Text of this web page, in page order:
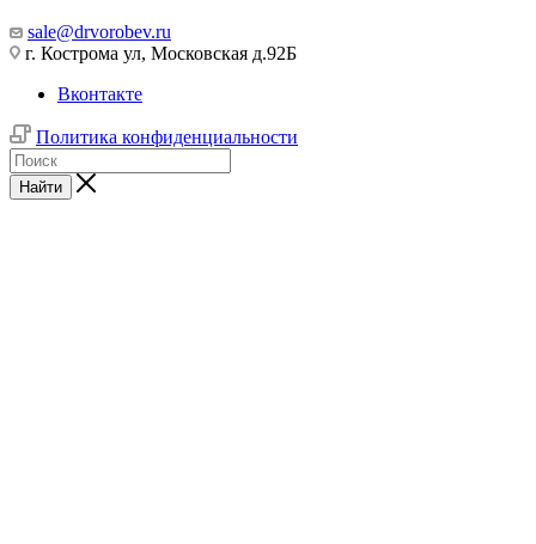
sale@drvorobev.ru
г. Кострома ул, Московская д.92Б
Вконтакте
Политика конфиденциальности
Найти